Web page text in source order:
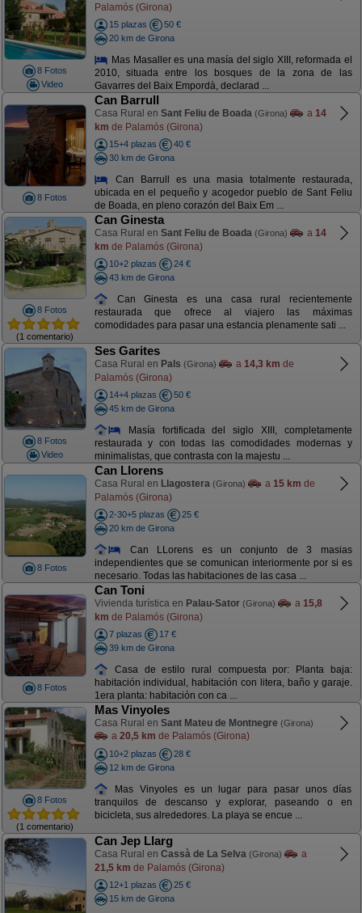
8 Fotos
Video
Palamós (Girona)
15 plazas
50 €
20 km de Girona
Mas Masaller es una masía del siglo XIII, reformada el
2010, situada entre los bosques de la zona de las
Gavarres del Baix Empordà, declarad ...
8 Fotos
Can Barrull
Casa Rural en Sant Feliu de Boada (Girona) a 14
km de Palamós (Girona)
15+4 plazas
40 €
30 km de Girona
Can Barrull es una masia totalmente restaurada,
ubicada en el pequeño y acogedor pueblo de Sant Feliu
de Boada, en pleno corazón del Baix Em ...
8 Fotos
(1 comentario)
Can Ginesta
Casa Rural en Sant Feliu de Boada (Girona) a 14
km de Palamós (Girona)
10+2 plazas
24 €
43 km de Girona
Can Ginesta es una casa rural recientemente
restaurada que ofrece al viajero las máximas
comodidades para pasar una estancia plenamente sati ...
8 Fotos
Video
Ses Garites
Casa Rural en Pals (Girona) a 14,3 km de
Palamós (Girona)
14+4 plazas
50 €
45 km de Girona
Masía fortificada del siglo XIII, completamente
restaurada y con todas las comodidades modernas y
minimalistas, que contrasta con la majestu ...
8 Fotos
Can Llorens
Casa Rural en Llagostera (Girona) a 15 km de
Palamós (Girona)
2-30+5 plazas
25 €
20 km de Girona
Can LLorens es un conjunto de 3 masias
independientes que se comunican interiormente por si es
necesario. Todas las habitaciones de las casa ...
8 Fotos
Can Toni
Vivienda turística en Palau-Sator (Girona) a 15,8
km de Palamós (Girona)
7 plazas
17 €
39 km de Girona
Casa de estilo rural compuesta por: Planta baja:
habitación individual, habitación con litera, baño y garaje.
1era planta: habitación con ca ...
8 Fotos
(1 comentario)
Mas Vinyoles
Casa Rural en Sant Mateu de Montnegre (Girona)
a 20,5 km de Palamós (Girona)
10+2 plazas
28 €
12 km de Girona
Mas Vinyoles es un lugar para pasar unos días
tranquilos de descanso y explorar, paseando o en
bicicleta, sus alrededores. La playa se encue ...
Can Jep Llarg
Casa Rural en Cassà de La Selva (Girona)
a
21,5 km de Palamós (Girona)
12+1 plazas
25 €
15 km de Girona